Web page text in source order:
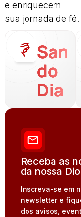
e enriquecem
sua jornada de fé.
Santo
do
Dia
Receba as
da nossa
Inscreva-se em
newsletter e
dos avisos,